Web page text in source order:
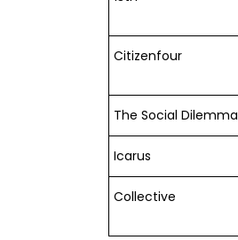
Citizenfour
The Social Dilemma
Icarus
Collective